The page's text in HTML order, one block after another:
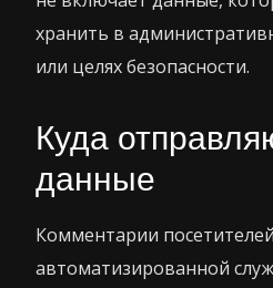
хранить в
или целях безопасности.
Куда
данные
Комментарии
автоматизированной